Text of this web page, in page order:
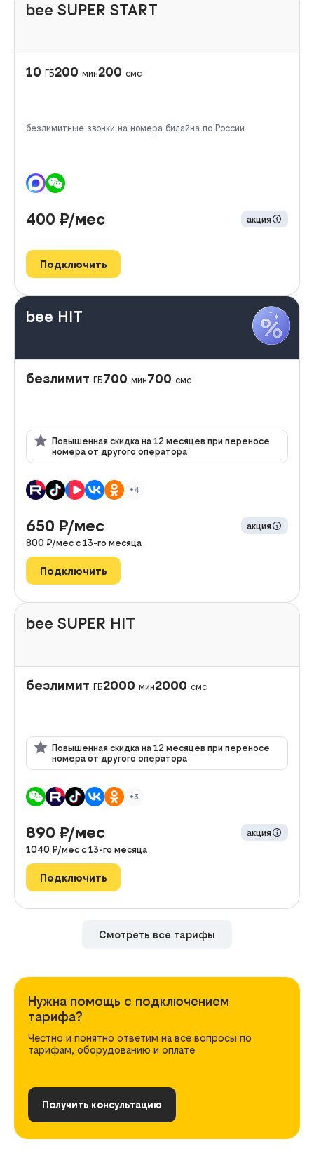
bee SUPER START
10 ГБ200 мин200 смс
безлимитные звонки на номера билайна по России
400 ₽/мес акция
Подключить
bee HIT
безлимит ГБ700 мин700 смс
Повышенная скидка на 12 месяцев при переносе
номера от другого оператора
+4
650 ₽/мес
акция
800 ₽/мес с 13-го месяца
Подключить
bee SUPER HIT
безлимит ГБ2000 мин2000 смс
Повышенная скидка на 12 месяцев при переносе
номера от другого оператора
+3
890 ₽/мес
акция
1040 ₽/мес с 13-го месяца
Подключить
Смотреть все тарифы
Нужна помощь с подключением
тарифа?
Честно и понятно ответим на все вопросы по
тарифам, оборудованию и оплате
Получить консультацию